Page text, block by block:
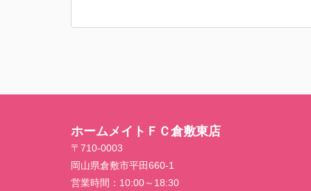
ホームメイトＦＣ倉敷東店
〒710-0003
岡山県倉敷市平田660-1
営業時間： 10:00～18:30